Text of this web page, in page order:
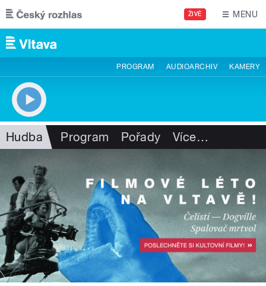
Přejít k hlavnímu obsahu
ŽIVĚ MENU
PROGRAM AUDIOARCHIV KAMERY
Hudba Program Pořady Více…